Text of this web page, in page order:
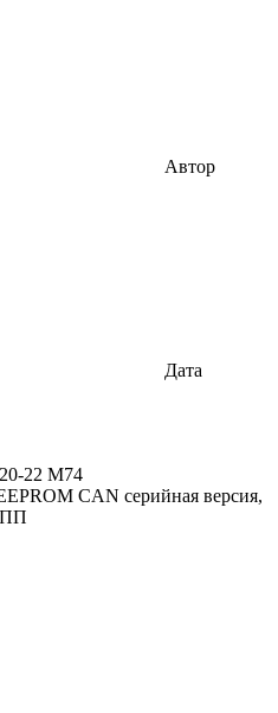
Автор
Дата
22 M74
CAN серийная версия,